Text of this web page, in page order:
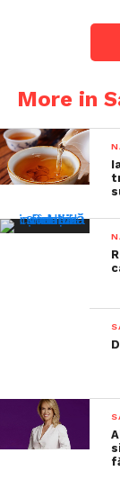
More in